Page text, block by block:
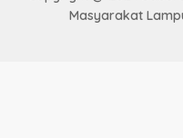
Masyarakat